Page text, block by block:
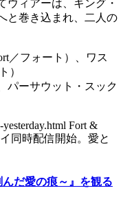
ウィアーは、キング・
と巻き込まれ、二人の
／フォート）、ワス
）
パーサウット・スック
Fort &
同時配信開始。愛と
だ愛の痕～』を観る